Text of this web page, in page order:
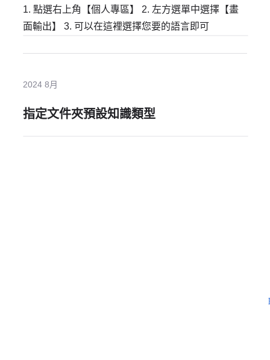
1. 點選右上角【個人專區】 2. 左方選單中選擇【畫
面輸出】 3. 可以在這裡選擇您要的語言即可
2024 8月
指定文件夾預設知識類型